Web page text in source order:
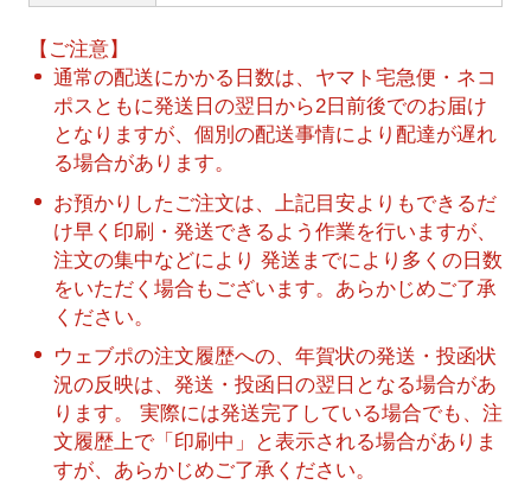
【ご注意】
通常の配送にかかる日数は、ヤマト宅急便・ネコ
ポスともに発送日の翌日から2日前後でのお届け
となりますが、個別の配送事情により配達が遅れ
る場合があります。
お預かりしたご注文は、上記目安よりもできるだ
け早く印刷・発送できるよう作業を行いますが、
注文の集中などにより 発送までにより多くの日数
をいただく場合もございます。あらかじめご了承
ください。
ウェブポの注文履歴への、年賀状の発送・投函状
況の反映は、発送・投函日の翌日となる場合があ
ります。 実際には発送完了している場合でも、注
文履歴上で「印刷中」と表示される場合がありま
すが、あらかじめご了承ください。